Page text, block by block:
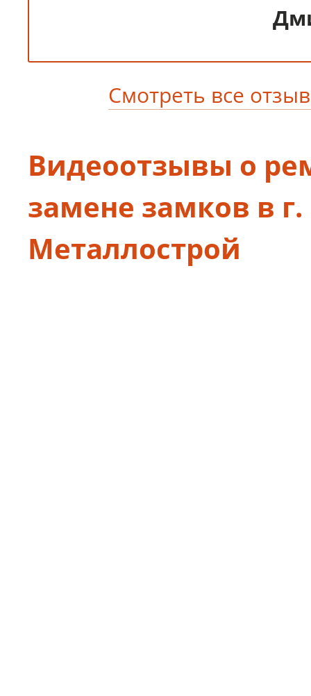
Смотреть все
Видеоотзывы о
замене замков в г.
Металлострой